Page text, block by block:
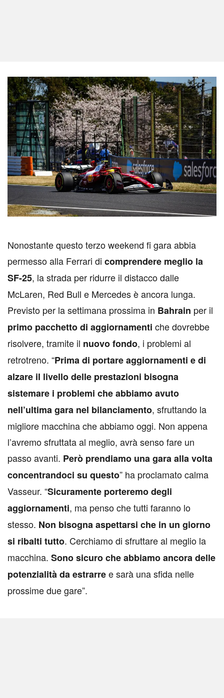
Nonostante questo terzo weekend fi gara abbia
permesso alla Ferrari di comprendere meglio la
SF-25, la strada per ridurre il distacco dalle
McLaren, Red Bull e Mercedes è ancora lunga.
Previsto per la settimana prossima in Bahrain per il
primo pacchetto di aggiornamenti che dovrebbe
risolvere, tramite il nuovo fondo, i problemi al
retrotreno. “Prima di portare aggiornamenti e di
alzare il livello delle prestazioni bisogna
sistemare i problemi che abbiamo avuto
nell’ultima gara nel bilanciamento, sfruttando la
migliore macchina che abbiamo oggi. Non appena
l’avremo sfruttata al meglio, avrà senso fare un
passo avanti. Però prendiamo una gara alla volta
concentrandoci su questo” ha proclamato calma
Vasseur. “Sicuramente porteremo degli
aggiornamenti, ma penso che tutti faranno lo
stesso. Non bisogna aspettarsi che in un giorno
si ribalti tutto. Cerchiamo di sfruttare al meglio la
macchina. Sono sicuro che abbiamo ancora delle
potenzialità da estrarree sarà una sfida nelle
prossime due gare”.